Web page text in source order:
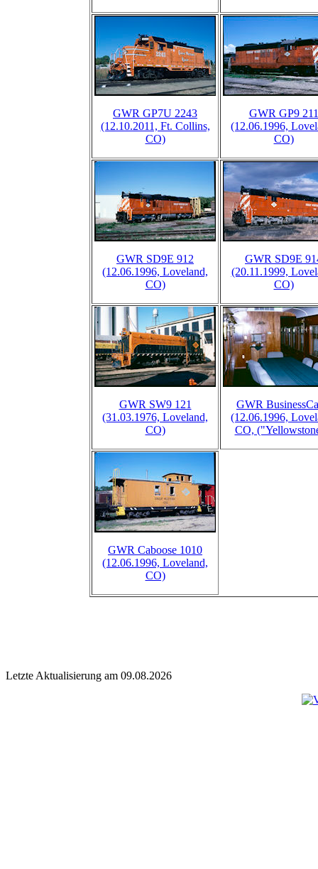
GWR GP7U 2243
(12.10.2011, Ft. Collins,
CO)
GWR GP9 211
(12.06.1996,
CO)
GWR SD9E 912
(12.06.1996, Loveland,
CO)
GWR SD9E
(20.11.1999,
CO)
GWR SW9 121
(31.03.1976, Loveland,
CO)
GWR
(12.06.1996,
CO,
GWR Caboose 1010
(12.06.1996, Loveland,
CO)
Letzte Aktualisierung am 09.08.2026